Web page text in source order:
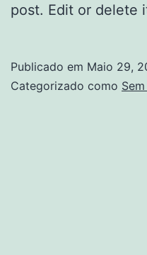
post. Edit or delete
Publicado em Maio 29,
Categorizado como